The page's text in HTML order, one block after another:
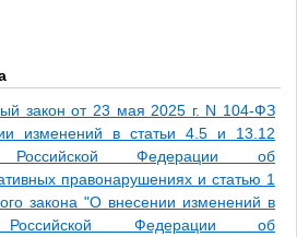
закон от 23 мая 2025 г. N 104-ФЗ
изменений в статьи 4.5 и 13.12
Российской Федерации об
правонарушениях и статью 1
закона "О внесении изменений в
Федерации об